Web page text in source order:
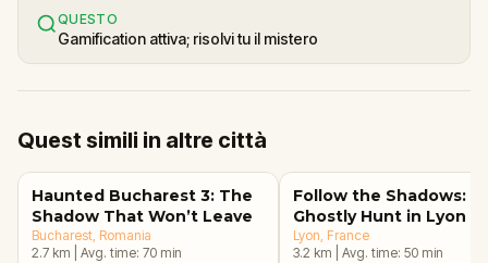
QUESTO
Gamification attiva; risolvi tu il mistero
Quest simili in altre città
Haunted Bucharest 3: The
Shadow That Won’t Leave
Bucharest , Romania
2.7 km Avg. time: 70 min
Follow the Shadows: A
Ghostly Hunt in Lyon
Lyon , France
3.2 km Avg. time: 50 min